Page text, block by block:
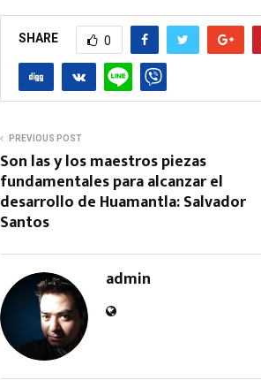
SHARE 0
PREVIOUS POST
Son las y los maestros piezas
fundamentales para alcanzar el
desarrollo de Huamantla: Salvador
Santos
admin